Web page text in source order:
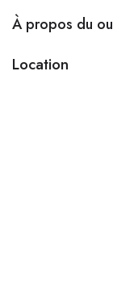
À propos du
Location